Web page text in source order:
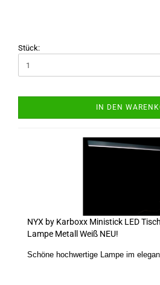
Stück:
IN DEN
NYX by Karboxx Ministick LED
Lampe Metall Weiß NEU!
Schöne hochwertige Lampe im